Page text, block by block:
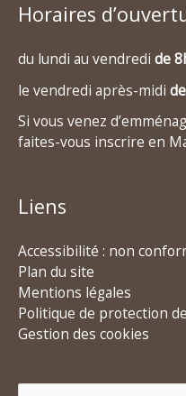
Horaires
du lundi au vendredi de
le vendredi après-midi
Si vous venez
faites-vous inscrire en
Liens
Accessibilité : non
Plan du site
Mentions légales
Politique de protection
Gestion des cookies